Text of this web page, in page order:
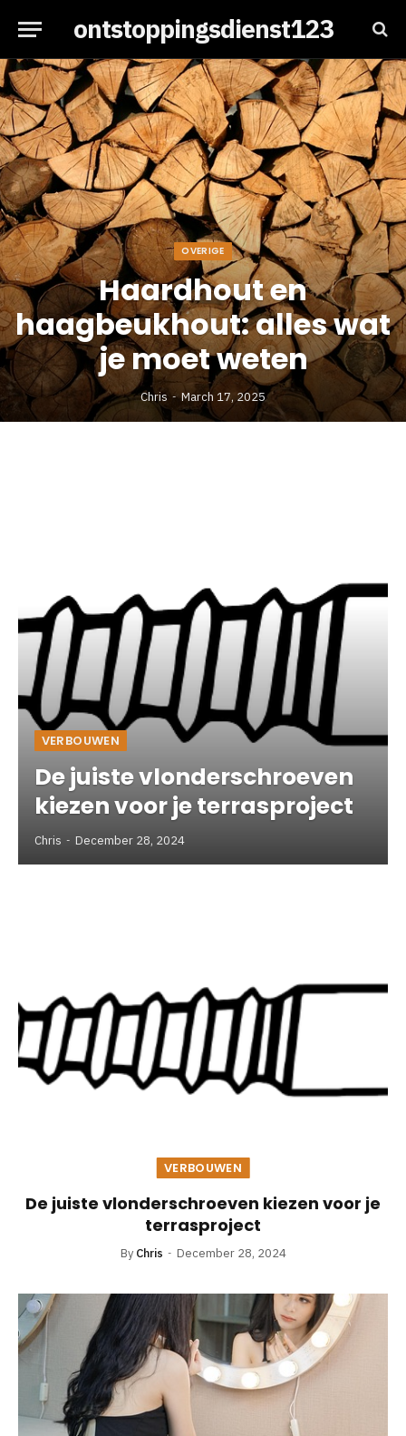
ontstoppingsdienst123
OVERIGE
Haardhout en
haagbeukhout: alles wat
je moet weten
Chris March 17, 2025
VERBOUWEN
De juiste vlonderschroeven
kiezen voor je terrasproject
Chris December 28, 2024
VERBOUWEN
De juiste vlonderschroeven kiezen voor je
terrasproject
By Chris December 28, 2024